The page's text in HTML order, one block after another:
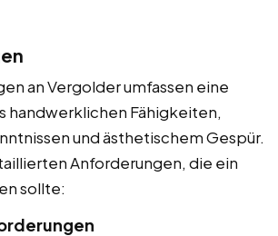
an Vergolder umfassen eine
handwerklichen Fähigkeiten,
und ästhetischem Gespür.
Anforderungen, die ein
sollte: